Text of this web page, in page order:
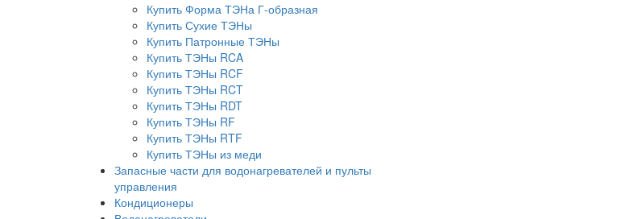
Купить Форма ТЭНа Г-образная
Купить Сухие ТЭНы
Купить Патронные ТЭНы
Купить ТЭНы RCA
Купить ТЭНы RCF
Купить ТЭНы RCT
Купить ТЭНы RDT
Купить ТЭНы RF
Купить ТЭНы RTF
Купить ТЭНы из меди
Запасные части для водонагревателей и пульты
управления
Кондиционеры